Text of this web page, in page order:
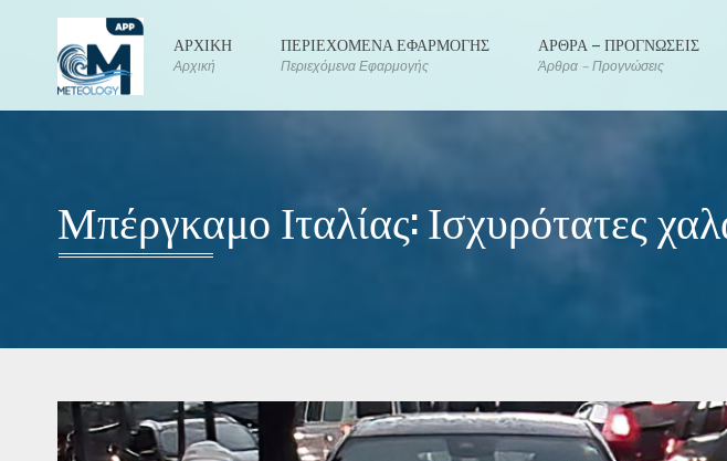
ΑΡΧΙΚΗ
Αρχική
ΠΕΡΙΕΧΟΜΕΝΑ ΕΦΑΡΜΟΓΗΣ
Περιεχόμενα Εφαρμογής
ΑΡΘΡΑ – ΠΡΟΓΝΩΣΕΙΣ
Άρθρα – Προγνώσεις
Μπέργκαμο Ιταλίας: Ισχυρότατες